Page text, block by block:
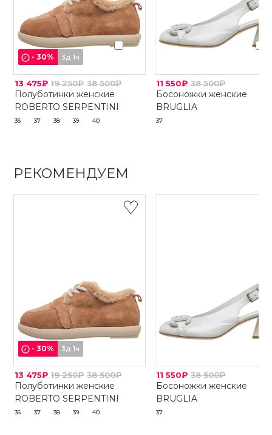
-30% 3д 1ч
13 475₽ 19 250₽ 38 500₽
Полуботинки женские
ROBERTO SERPENTINI
36 37 38 39 40
11 550₽ 38 500₽
Босоножки женские
BRUGLIA
37
РЕКОМЕНДУЕМ
-30% 3д 1ч
13 475₽ 19 250₽ 38 500₽
Полуботинки женские
ROBERTO SERPENTINI
36 37 38 39 40
11 550₽ 38 500₽
Босоножки женские
BRUGLIA
37